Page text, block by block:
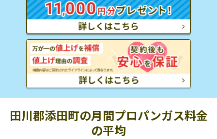
田川郡添田町の月間プロパンガス料金
の平均